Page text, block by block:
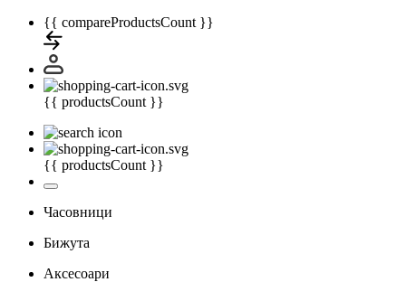
{{ compareProductsCount }}
{{ productsCount }}
{{ productsCount }}
Часовници
Бижута
Аксесоари